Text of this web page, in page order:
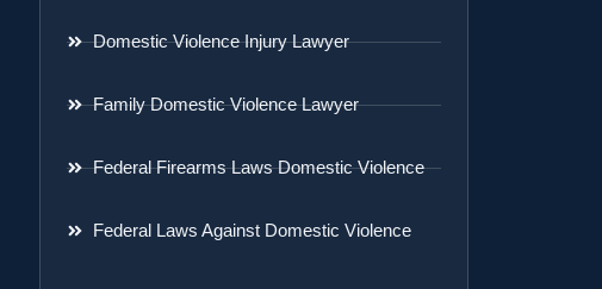
Domestic Violence Injury Lawyer
Family Domestic Violence Lawyer
Federal Firearms Laws Domestic Violence
Federal Laws Against Domestic Violence